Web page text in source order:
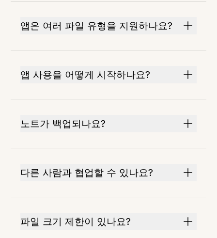
앱은 여러 파일 유형을 지원하나요?
앱 사용을 어떻게 시작하나요?
노트가 백업되나요?
다른 사람과 협업할 수 있나요?
파일 크기 제한이 있나요?